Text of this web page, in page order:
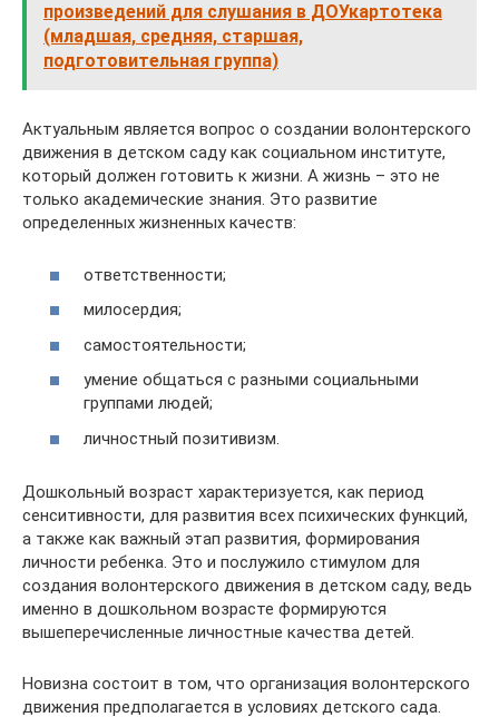
произведений для слушания в ДОУкартотека
(младшая, средняя, старшая,
подготовительная группа)
Актуальным является вопрос о создании волонтерского
движения в детском саду как социальном институте,
который должен готовить к жизни. А жизнь – это не
только академические знания. Это развитие
определенных жизненных качеств:
ответственности;
милосердия;
самостоятельности;
умение общаться с разными социальными
группами людей;
личностный позитивизм.
Дошкольный возраст характеризуется, как период
сенситивности, для развития всех психических функций,
а также как важный этап развития, формирования
личности ребенка. Это и послужило стимулом для
создания волонтерского движения в детском саду, ведь
именно в дошкольном возрасте формируются
вышеперечисленные личностные качества детей.
Новизна состоит в том, что организация волонтерского
движения предполагается в условиях детского сада.